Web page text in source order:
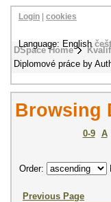
DSpace Home
Diplomové práce by
Login cookies
Language: English
Browsing
0-9 A
Order:
Previous Page